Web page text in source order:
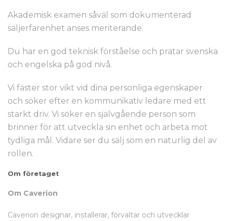
Akademisk examen såväl som dokumenterad
säljerfarenhet anses meriterande.
Du har en god teknisk förståelse och pratar svenska
och engelska på god nivå.
Vi fäster stor vikt vid dina personliga egenskaper
och söker efter en kommunikativ ledare med ett
starkt driv. Vi söker en självgående person som
brinner för att utveckla sin enhet och arbeta mot
tydliga mål. Vidare ser du sälj som en naturlig del av
rollen.
Om företaget
Om Caverion
Caverion designar, installerar, förvaltar och utvecklar